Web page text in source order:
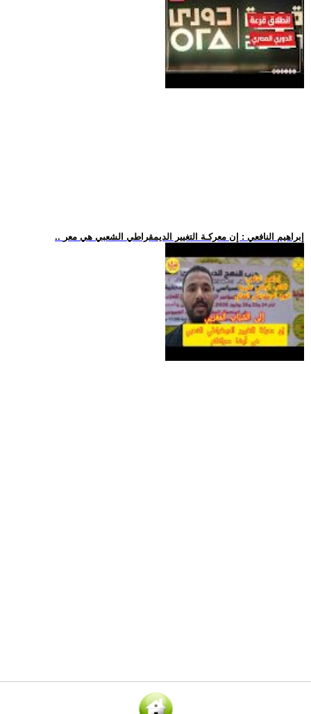
.. إبراهيم النافعي : إن معركـة التغيير الديمقراطي الشعبي هي معر